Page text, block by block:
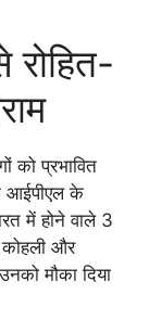
रोहित-
को प्रभावित
आईपीएल के
में होने वाले 3
कोहली और
मौका दिया